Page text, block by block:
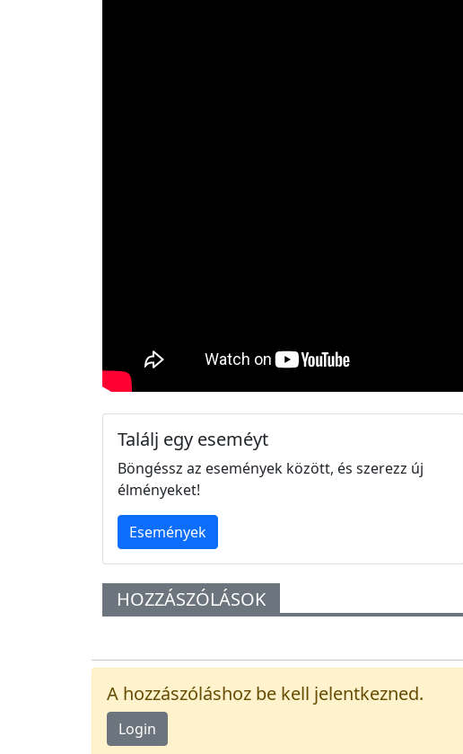
Találj egy eseméyt
Böngéssz az események között, és szerezz új
élményeket!
Események
HOZZÁSZÓLÁSOK
A hozzászóláshoz be kell jelentkezned.
Login